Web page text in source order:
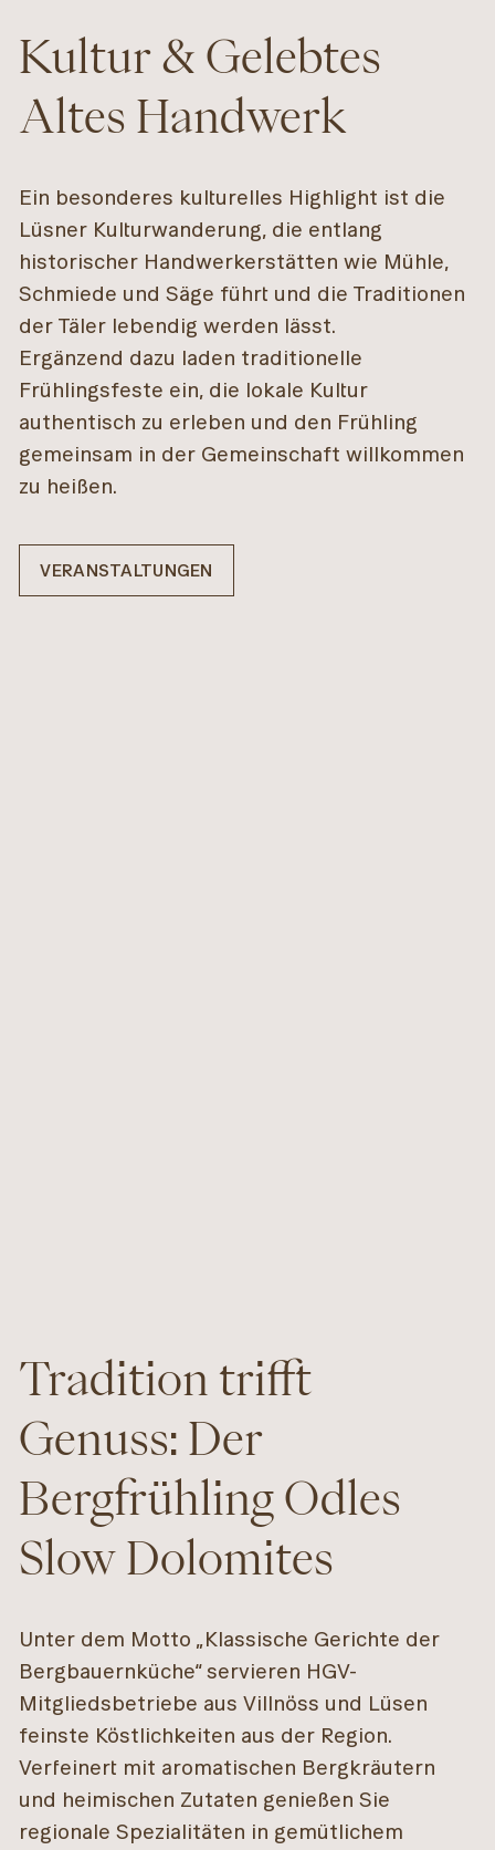
Kultur & Gelebtes
Altes Handwerk
Ein besonderes kulturelles Highlight ist die
Lüsner Kulturwanderung, die entlang
historischer Handwerkerstätten wie Mühle,
Schmiede und Säge führt und die Traditionen
der Täler lebendig werden lässt.
Ergänzend dazu laden traditionelle
Frühlingsfeste ein, die lokale Kultur
authentisch zu erleben und den Frühling
gemeinsam in der Gemeinschaft willkommen
zu heißen.
VERANSTALTUNGEN
Tradition trifft
Genuss: Der
Bergfrühling Odles
Slow Dolomites
Unter dem Motto „Klassische Gerichte der
Bergbauernküche“ servieren HGV-
Mitgliedsbetriebe aus Villnöss und Lüsen
feinste Köstlichkeiten aus der Region.
Verfeinert mit aromatischen Bergkräutern
und heimischen Zutaten genießen Sie
regionale Spezialitäten in gemütlichem